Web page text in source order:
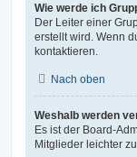
Wie werde ich
Der Leiter einer
erstellt wird. Wenn
kontaktieren.
Nach oben
Weshalb werden
Es ist der Board-
Mitglieder leichter